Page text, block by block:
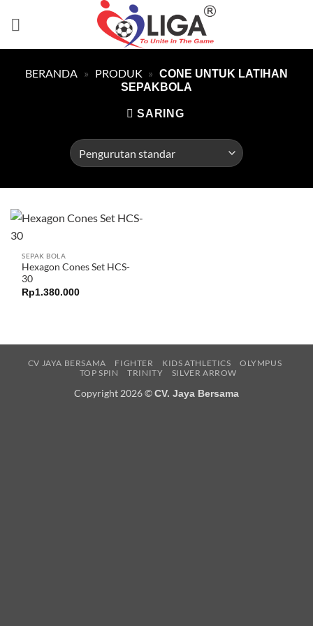
BERANDA » PRODUK » CONE UNTUK LATIHAN
SEPAKBOLA
SARING
SEPAK BOLA
Hexagon Cones Set HCS-
30
Rp1.380.000
CV JAYA BERSAMA FIGHTER KIDS ATHLETICS
OLYMPUS
TOP SPIN
TRINITY SILVER ARROW
Copyright 2026 ©CV. Jaya Bersama